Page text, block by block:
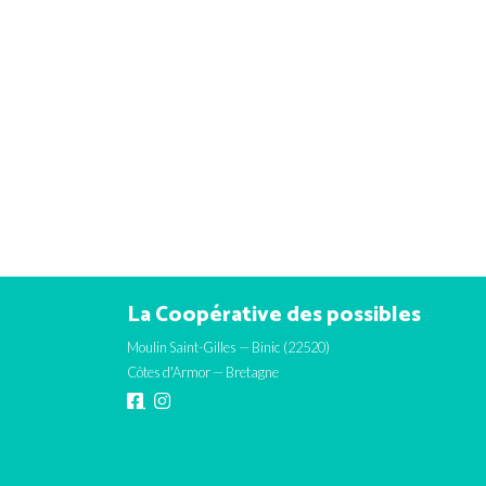
La Coopérative des possibles
Moulin Saint-Gilles — Binic (22520)
Côtes d'Armor — Bretagne